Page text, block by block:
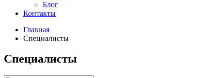
Блог
Контакты
Главная
Специалисты
Специалисты